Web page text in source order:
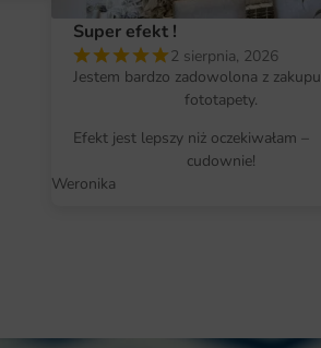
Super efekt !
2 sierpnia, 2026
Jestem bardzo zadowolona z zakupu
fototapety.
Efekt jest lepszy niż oczekiwałam –
cudownie!
Weronika